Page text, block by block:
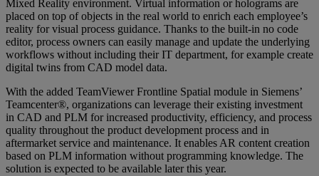
Mixed Reality environment. Virtual information or holograms are
placed on top of objects in the real world to enrich each employee’s
reality for visual process guidance. Thanks to the built-in no code
editor, process owners can easily manage and update the underlying
workflows without including their IT department, for example create
digital twins from CAD model data.
With the added TeamViewer Frontline Spatial module in Siemens’
Teamcenter®, organizations can leverage their existing investment
in CAD and PLM for increased productivity, efficiency, and process
quality throughout the product development process and in
aftermarket service and maintenance. It enables AR content creation
based on PLM information without programming knowledge. The
solution is expected to be available later this year.